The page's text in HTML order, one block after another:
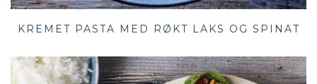
KREMET PASTA MED RØKT LAKS OG SPINAT